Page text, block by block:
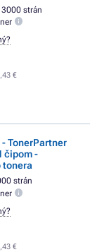
strán
€
- TonerPartner
čipom -
tonera
strán
€